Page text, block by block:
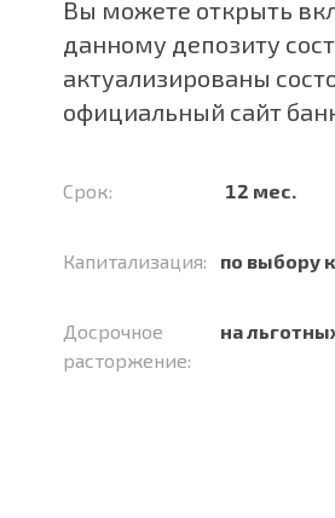
Вы можете открыть
данному депозиту
актуализированы
официальный сайт
Срок: 12 мес.
Капитализация: по выбору
Досрочное
расторжение:
на